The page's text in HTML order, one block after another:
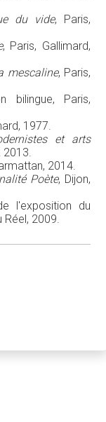
du vide, Paris,
, Paris, Gallimard,
mescaline, Paris,
bilingue, Paris,
1977.
et arts
2014.
Poète, Dijon,
l'exposition du
2009.